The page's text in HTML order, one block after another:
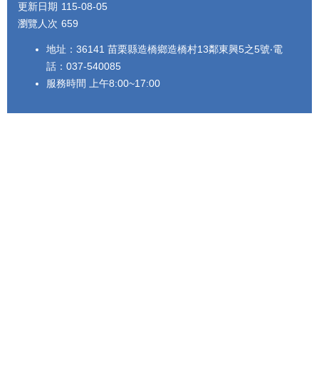
更新日期 115-08-05
瀏覽人次 659
地址：36141 苗栗縣造橋鄉造橋村13鄰東興5之5號‧電
話：037-540085
服務時間 上午8:00~17:00